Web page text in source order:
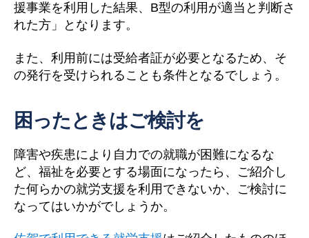
援事業を利用した結果、B型の利用が適当と判断さ
れた方」となります。
また、利用前には受給者証が必要となるため、そ
の発行を受けられることも条件となるでしょう。
困ったときはご検討を
障害や疾患により自力での就職が困難になるな
ど、福祉を必要とする場面になったら、ご紹介し
た何らかの就労支援を利用できないか、ご検討に
なってはいかがでしょうか。